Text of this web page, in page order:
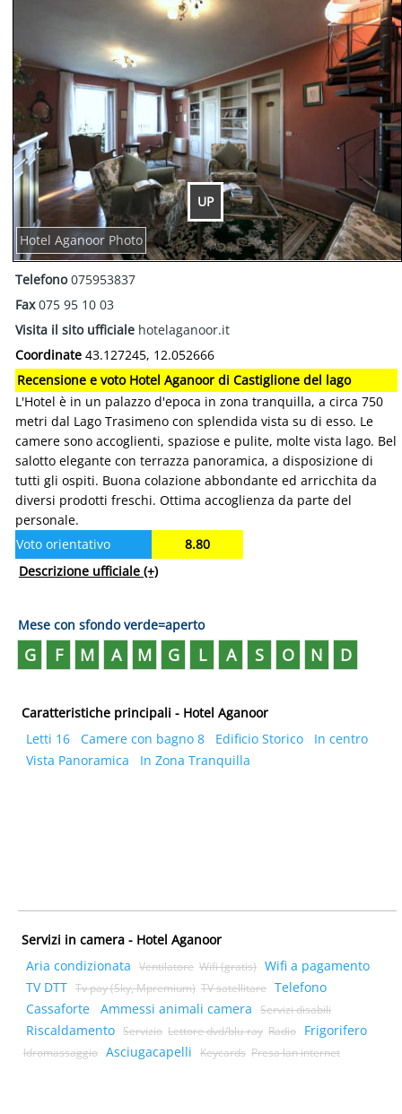
UP
Hotel Aganoor Photo
Telefono075953837
Fax075 95 10 03
Visita il sito ufficiale hotelaganoor.it
Coordinate 43.127245, 12.052666
Recensione e voto Hotel Aganoor di Castiglione del lago
L'Hotel è in un palazzo d'epoca in zona tranquilla, a circa 750
metri dal Lago Trasimeno con splendida vista su di esso. Le
camere sono accoglienti, spaziose e pulite, molte vista lago. Bel
salotto elegante con terrazza panoramica, a disposizione di
tutti gli ospiti. Buona colazione abbondante ed arricchita da
diversi prodotti freschi. Ottima accoglienza da parte del
personale.
Voto orientativo
8.80
Descrizione ufficiale (+)
Mese con sfondo verde=aperto
G F M A M G L A S O N D
Caratteristiche principali - Hotel Aganoor
Letti 16
Camere con bagno 8 Edificio Storico
In centro
Vista Panoramica
In Zona Tranquilla
Servizi in camera - Hotel Aganoor
Aria condizionata
Ventilatore Wifi (gratis) Wifi a pagamento
TV DTT Tv pay (Sky, Mpremium) TV satellitare Telefono
Cassaforte
Ammessi animali camera Servizi disabili
Riscaldamento Servizio Lettore dvd/blu-ray Radio Frigorifero
Idromassaggio Asciugacapelli Keycards Presa lan internet